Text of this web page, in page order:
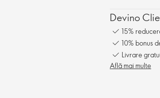
Devino
15%
10% bonus
Livrare
Află mai multe